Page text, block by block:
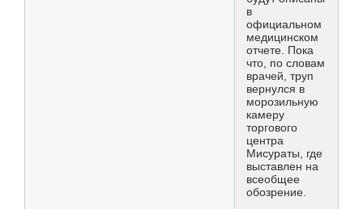
в
официальном
медицинском
отчете. Пока
что, по словам
врачей, труп
вернулся в
морозильную
камеру
торгового
центра
Мисураты, где
выставлен на
всеобщее
обозрение.